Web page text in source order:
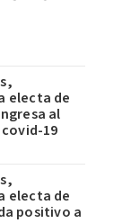
electa de
al
19
electa de
positivo a